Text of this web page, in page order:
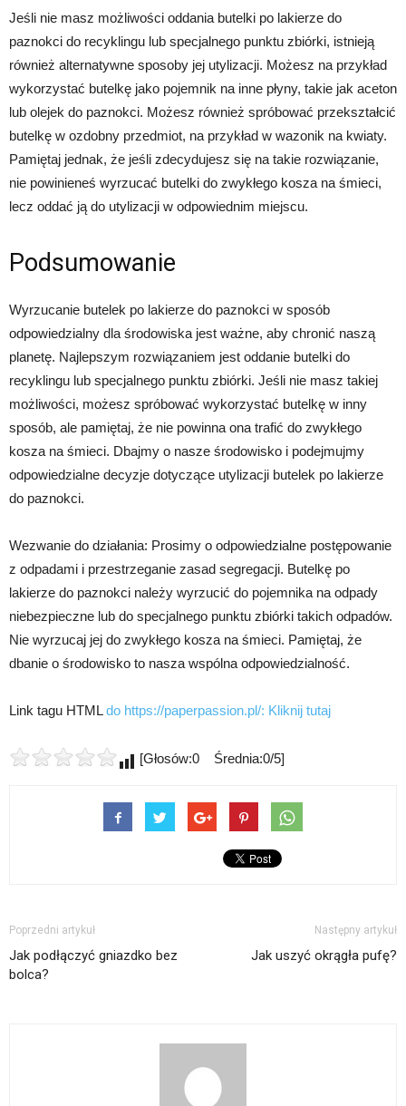
Jeśli nie masz możliwości oddania butelki po lakierze do
paznokci do recyklingu lub specjalnego punktu zbiórki, istnieją
również alternatywne sposoby jej utylizacji. Możesz na przykład
wykorzystać butelkę jako pojemnik na inne płyny, takie jak aceton
lub olejek do paznokci. Możesz również spróbować przekształcić
butelkę w ozdobny przedmiot, na przykład w wazonik na kwiaty.
Pamiętaj jednak, że jeśli zdecydujesz się na takie rozwiązanie,
nie powinieneś wyrzucać butelki do zwykłego kosza na śmieci,
lecz oddać ją do utylizacji w odpowiednim miejscu.
Podsumowanie
Wyrzucanie butelek po lakierze do paznokci w sposób
odpowiedzialny dla środowiska jest ważne, aby chronić naszą
planetę. Najlepszym rozwiązaniem jest oddanie butelki do
recyklingu lub specjalnego punktu zbiórki. Jeśli nie masz takiej
możliwości, możesz spróbować wykorzystać butelkę w inny
sposób, ale pamiętaj, że nie powinna ona trafić do zwykłego
kosza na śmieci. Dbajmy o nasze środowisko i podejmujmy
odpowiedzialne decyzje dotyczące utylizacji butelek po lakierze
do paznokci.
Wezwanie do działania: Prosimy o odpowiedzialne postępowanie
z odpadami i przestrzeganie zasad segregacji. Butelkę po
lakierze do paznokci należy wyrzucić do pojemnika na odpady
niebezpieczne lub do specjalnego punktu zbiórki takich odpadów.
Nie wyrzucaj jej do zwykłego kosza na śmieci. Pamiętaj, że
dbanie o środowisko to nasza wspólna odpowiedzialność.
Link tagu HTMLdo https://paperpassion.pl/: Kliknij tutaj
[Głosów:0 Średnia:0/5]
Poprzedni artykuł
Jak podłączyć gniazdko bez
bolca?
Następny artykuł
Jak uszyć okrągła pufę?